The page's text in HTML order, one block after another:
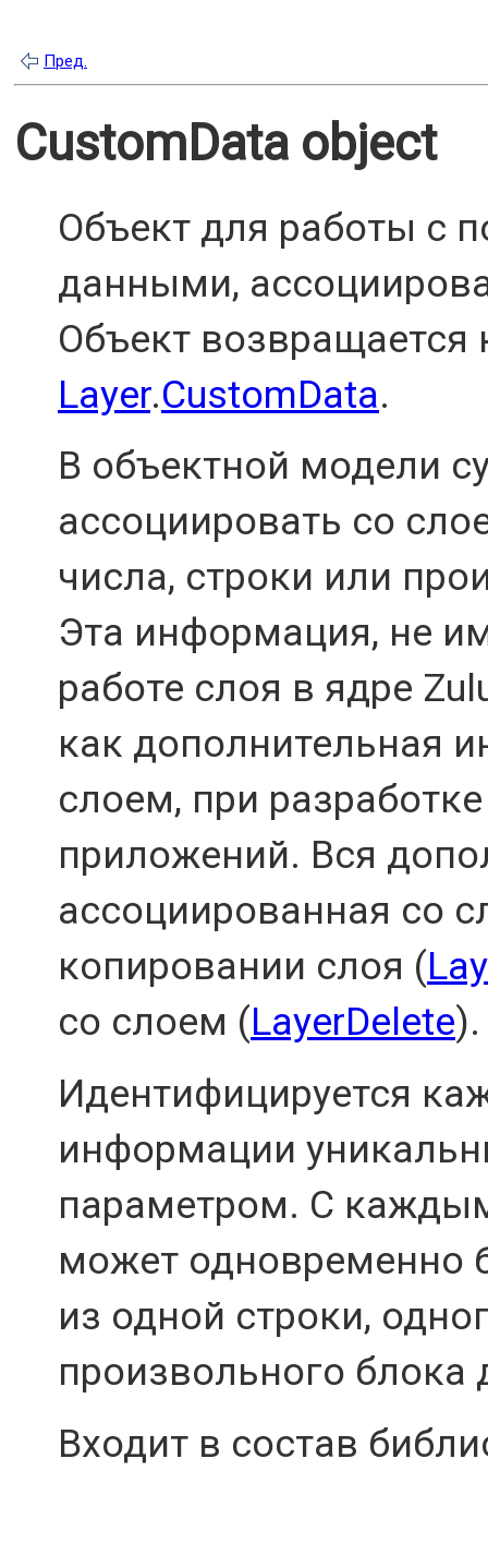
Пред.
CustomData object
Объект для работы с
данными,
Объект возвращается
Layer.CustomData.
В объектной модели
ассоциировать со
числа, строки или
Эта информация, не
работе слоя в ядре
как дополнительная
слоем, при
приложений. Вся
ассоциированная со
копировании слоя (
со слоем (LayerDelete).
Идентифицируется
информации
параметром. С
может одновременно
из одной строки,
произвольного блока
Входит в состав